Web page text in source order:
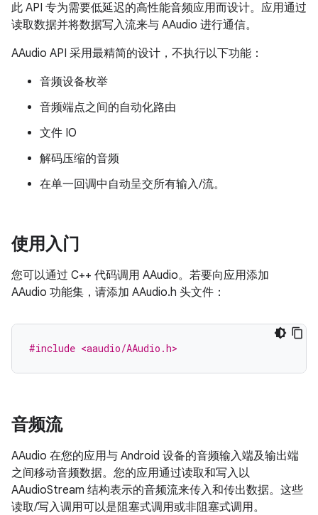
此 API 专为需要低延迟的高性能音频应用而设计。应用通过
读取数据并将数据写入流来与 AAudio 进行通信。
AAudio API 采用最精简的设计，不执行以下功能：
音频设备枚举
音频端点之间的自动化路由
文件 IO
解码压缩的音频
在单一回调中自动呈交所有输入/流。
使用入门
您可以通过 C++ 代码调用 AAudio。若要向应用添加
AAudio 功能集，请添加 AAudio.h 头文件：
#include <aaudio/AAudio.h>
音频流
AAudio 在您的应用与 Android 设备的音频输入端及输出端
之间移动音频数据。您的应用通过读取和写入以
AAudioStream 结构表示的音频流来传入和传出数据。 这些
读取/写入调用可以是阻塞式调用或非阻塞式调用。